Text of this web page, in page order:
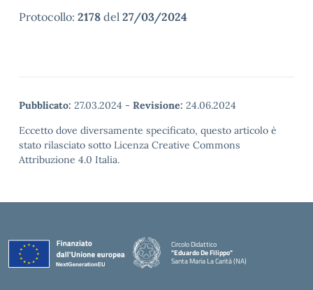
Protocollo: 2178 del 27/03/2024
Pubblicato: 27.03.2024 - Revisione: 24.06.2024
Eccetto dove diversamente specificato, questo articolo è
stato rilasciato sotto Licenza Creative Commons
Attribuzione 4.0 Italia.
Circolo Didattico
"Eduardo De Filippo"
Santa Maria La Carità (NA)